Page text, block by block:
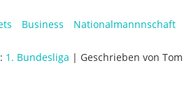
Business Nationalmannnschaft
1. Bundesliga | Geschrieben von Tom